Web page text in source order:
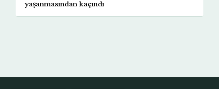
yaşanmasından kaçındı